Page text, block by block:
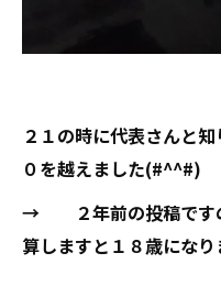
２１の時に代表さんと
０を越えました(#^^#)
→ ２年前の投稿ですの
算しますと１８歳にな